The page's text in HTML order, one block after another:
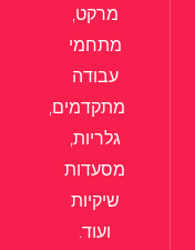
מרקט,
מתחמי
עבודה
מתקדמים,
גלריות,
מסעדות
שיקיות
ועוד.